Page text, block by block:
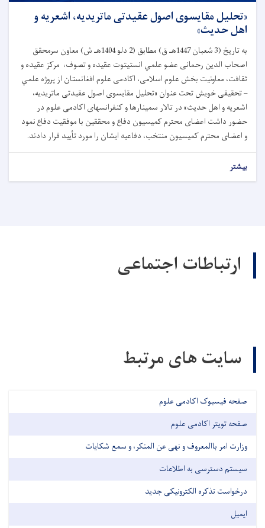
«تحلیل مقایسوی اصول عقیدتی ماتریدیه، اشعریه و
اهل حدیث»
به تاریخ (3 شعبان 1447هـ ق) مطابق (2 دلو 1404هـ ش) معاون سرمحقق
اصحاب الدین رحمانی عضو علمي انستیتوت عقیده و تصوف، مرکز عقیده و
ثقافت، معاونیت بخش علوم اسلامی، اکادمی علوم افغانستان از پروژه علمي
– تحقیقی خویش تحت عنوان «تحلیل مقایسوی اصول عقیدتی ماتریدیه،
اشعریه و اهل حدیث» در تالار سمینارها و کنفرانسهای اکادمی علوم در
حضور داشت اعضای محترم کمیسیون دفاع و محققین با موفقیت دفاع نمود
و اعضای محترم کمیسیون منتخب، دفاعیه ایشان را مورد تأیید قرار دادند.
بیشتر
ارتباطات اجتماعی
سایت های مرتبط
صفحه فیسبوک اکادمی علوم
صفحه تویتر اکادمی علوم
وزارت امر باالمعروف و نهی عن المنکر، و سمع شکایات
سیستم دسترسی به اطلاعات
درخواست تذکره الکترونیکی جدید
ایمیل